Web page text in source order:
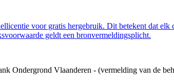
voor gratis hergebruik. Dit betekent dat elk
geldt een bronvermeldingsplicht.
Ondergrond Vlaanderen - (vermelding van de